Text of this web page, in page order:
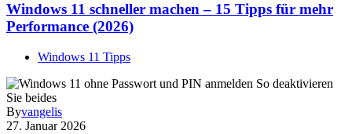
Windows 11 schneller machen – 15 Tipps für mehr
Performance (2026)
Windows 11 Tipps
Byvangelis
27. Januar 2026